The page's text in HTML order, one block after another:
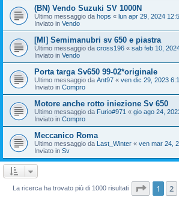
(BN) Vendo Suzuki SV 1000N
Ultimo messaggio da hops « lun apr 29, 2024
Inviato in Vendo
[MI] Semimanubri sv 650 e piastra
Ultimo messaggio da cross196 « sab feb 10,
Inviato in Vendo
Porta targa Sv650 99-02*originale
Ultimo messaggio da Ant97 « ven dic 29, 2023
Inviato in Compro
Motore anche rotto iniezione Sv 650
Ultimo messaggio da Furio#971 « gio ago 24,
Inviato in Compro
Meccanico Roma
Ultimo messaggio da Last_Winter « ven mar 24,
Inviato in Sv
La ricerca ha trovato più di 1000 risultati Pagina
1 2